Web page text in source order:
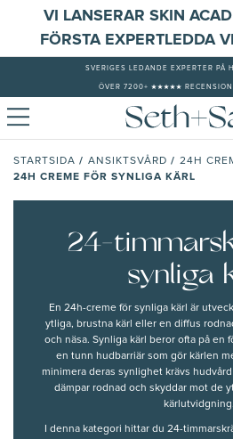
VI LANSERAR SKIN
FÖRSTA EXPERTLEDDA
SVERIGES LEDANDE EXPERTER PÅ
ÖVER 7200+ ★★★★★
STARTSIDA / ANSIKTSVÅRD / 24H
24H CREME FÖR SYNLIGA KÄRL
24-
synliga
En 24h-creme för synliga kärl är
ytliga, brustna kärl eller en diffus
och näsa. Synliga kärl beror ofta på en
en tunn hudbarriär som gör kärlen
minimera deras synlighet krävs
dämpar rodnad och skyddar mot de
kärlutvidgning.
I denna kategori hittar du 24-